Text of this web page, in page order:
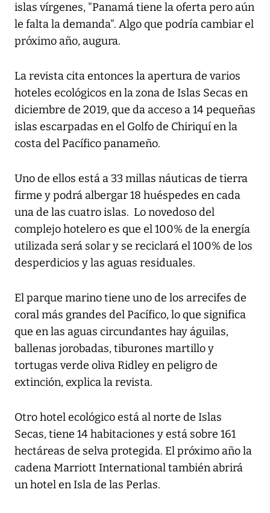
islas vírgenes, "Panamá tiene la oferta pero aún
le falta la demanda". Algo que podría cambiar el
próximo año, augura.
La revista cita entonces la apertura de varios
hoteles ecológicos en la zona de Islas Secas en
diciembre de 2019, que da acceso a 14 pequeñas
islas escarpadas en el Golfo de Chiriquí en la
costa del Pacífico panameño.
Uno de ellos está a 33 millas náuticas de tierra
firme y podrá albergar 18 huéspedes en cada
una de las cuatro islas. Lo novedoso del
complejo hotelero es que el 100% de la energía
utilizada será solar y se reciclará el 100% de los
desperdicios y las aguas residuales.
El parque marino tiene uno de los arrecifes de
coral más grandes del Pacífico, lo que significa
que en las aguas circundantes hay águilas,
ballenas jorobadas, tiburones martillo y
tortugas verde oliva Ridley en peligro de
extinción, explica la revista.
Otro hotel ecológico está al norte de Islas
Secas, tiene 14 habitaciones y está sobre 161
hectáreas de selva protegida. El próximo año la
cadena Marriott International también abrirá
un hotel en Isla de las Perlas.